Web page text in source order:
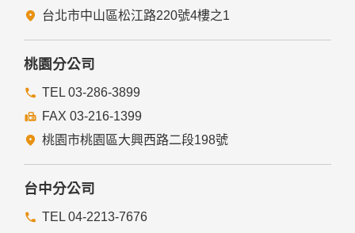
五、與第三人共用個人資料之政策
本網站絕不會提供、交換、出租或出售任何您的個人資料給其
他個人、團體、私人企業或公務機關，但有法律依據或合約義
務者，不在此限。
前項但書之情形包括不限於：
經由您書面同意。
法律明文規定。
與公務機關或學術研究機構合作，基於公共利益為統計或學術
研究而有必要，且資料經過提供者處理或蒐集者依其揭露方式
無從識別特定之當事人。
當您在網站的行為，違反服務條款或可能損害或妨礙網站與其
台北市中山區松江路220號4樓之1
桃園分公司
TEL 03-286-3899
FAX 03-216-1399
桃園市桃園區大興西路二段198號
台中分公司
TEL 04-2213-7676